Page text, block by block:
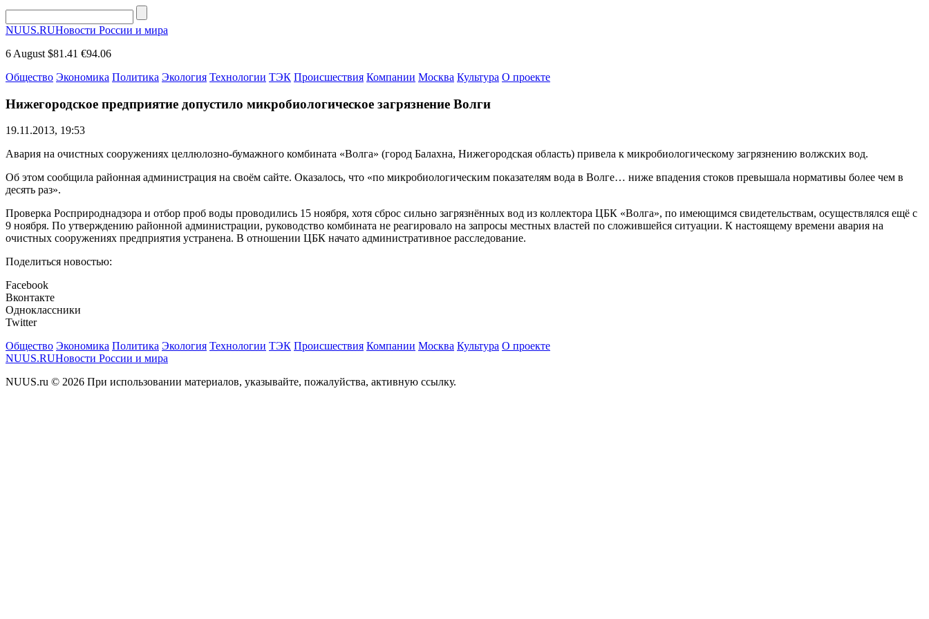
NUUS.RUНовости России и мира
6 August $81.41 €94.06
Общество Экономика Политика Экология Технологии ТЭК Происшествия Компании Москва Культура О проекте
Нижегородское предприятие допустило микробиологическое загрязнение Волги
19.11.2013, 19:53
Авария на очистных сооружениях целлюлозно-бумажного комбината «Волга» (город Балахна, Нижегородская область) привела к микробиологическому загрязнению волжских вод.
Об этом сообщила районная администрация на своём сайте. Оказалось, что «по микробиологическим показателям вода в Волге… ниже впадения стоков превышала нормативы более чем в
десять раз».
Проверка Росприроднадзора и отбор проб воды проводились 15 ноября, хотя сброс сильно загрязнённых вод из коллектора ЦБК «Волга», по имеющимся свидетельствам, осуществлялся ещё с
9 ноября. По утверждению районной администрации, руководство комбината не реагировало на запросы местных властей по сложившейся ситуации. К настоящему времени авария на
очистных сооружениях предприятия устранена. В отношении ЦБК начато административное расследование.
Поделиться новостью:
Facebook
Вконтакте
Одноклассники
Twitter
Общество Экономика Политика Экология Технологии ТЭК Происшествия Компании Москва Культура О проекте
NUUS.RUНовости России и мира
NUUS.ru © 2026 При использовании материалов, указывайте, пожалуйства, активную ссылку.